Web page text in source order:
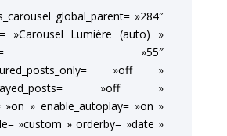
global_parent= »284″
»Carousel Lumière (auto) »
»55″
»off »
»off »
»on » enable_autoplay= »on »
»custom » orderby= »date »